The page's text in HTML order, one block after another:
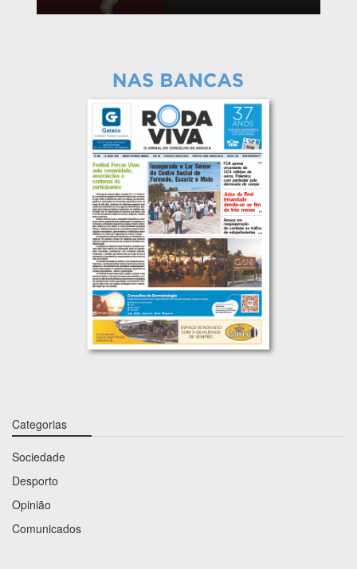
Categorias
Sociedade
Desporto
Opinião
Comunicados